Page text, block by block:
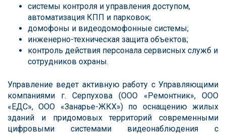
системы контроля и управления доступом,
автоматизация КПП и парковок;
домофоны и видеодомофонные системы;
инженерно-техническая защита объектов;
контроль действия персонала сервисных служб и
сотрудников охраны.
Управление ведет активную работу с Управляющими
компаниями г. Серпухова (ООО «Ремонтник», ООО
«ЕДС», ООО «Занарье-ЖКХ») по оснащению жилых
зданий и придомовых территорий современными
цифровыми системами видеонаблюдения с